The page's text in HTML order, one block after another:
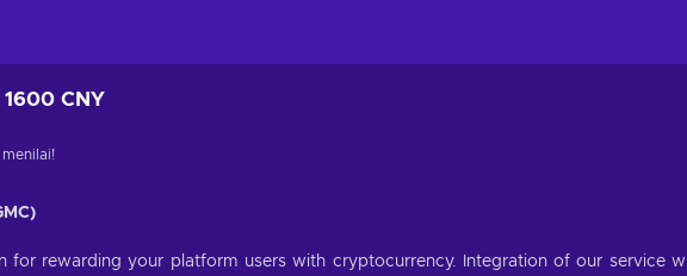
CNY
for rewarding your platform users with cryptocurrency. Integration of our service